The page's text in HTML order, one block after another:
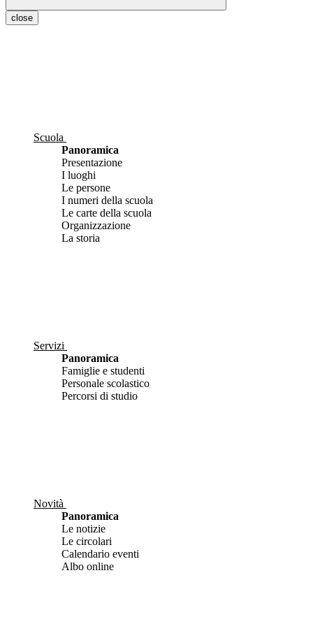
close
Scuola
Panoramica
Presentazione
I luoghi
Le persone
I numeri della scuola
Le carte della scuola
Organizzazione
La storia
Servizi
Panoramica
Famiglie e studenti
Personale scolastico
Percorsi di studio
Novità
Panoramica
Le notizie
Le circolari
Calendario eventi
Albo online